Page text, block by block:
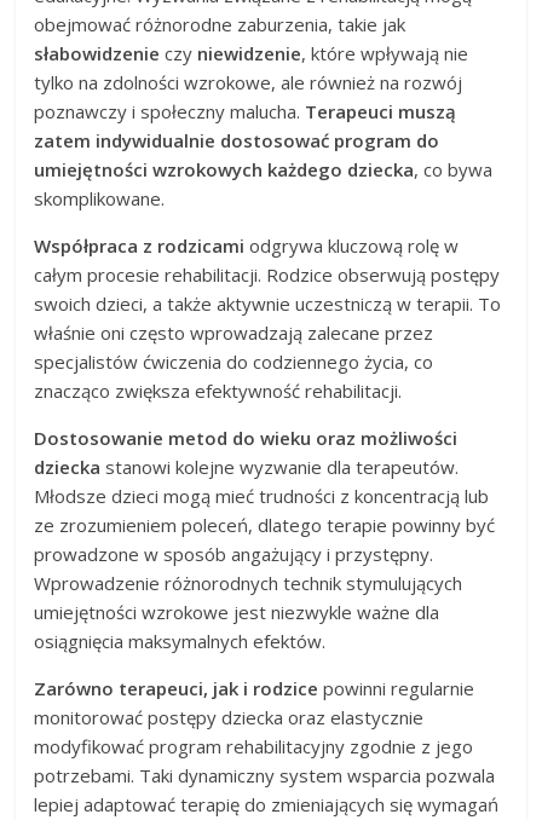
obejmować różnorodne zaburzenia, takie jak
słabowidzenie czy niewidzenie, które wpływają nie
tylko na zdolności wzrokowe, ale również na rozwój
poznawczy i społeczny malucha. Terapeuci muszą
zatem indywidualnie dostosować program do
umiejętności wzrokowych każdego dziecka, co bywa
skomplikowane.
Współpraca z rodzicami odgrywa kluczową rolę w
całym procesie rehabilitacji. Rodzice obserwują postępy
swoich dzieci, a także aktywnie uczestniczą w terapii. To
właśnie oni często wprowadzają zalecane przez
specjalistów ćwiczenia do codziennego życia, co
znacząco zwiększa efektywność rehabilitacji.
Dostosowanie metod do wieku oraz możliwości
dziecka stanowi kolejne wyzwanie dla terapeutów.
Młodsze dzieci mogą mieć trudności z koncentracją lub
ze zrozumieniem poleceń, dlatego terapie powinny być
prowadzone w sposób angażujący i przystępny.
Wprowadzenie różnorodnych technik stymulujących
umiejętności wzrokowe jest niezwykle ważne dla
osiągnięcia maksymalnych efektów.
Zarówno terapeuci, jak i rodzice powinni regularnie
monitorować postępy dziecka oraz elastycznie
modyfikować program rehabilitacyjny zgodnie z jego
potrzebami. Taki dynamiczny system wsparcia pozwala
lepiej adaptować terapię do zmieniających się wymagań